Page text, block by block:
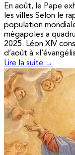
En août, le Pape
les villes Selon le
population
mégapoles a
2025. Léon XIV
d’août à
Lire la suite →